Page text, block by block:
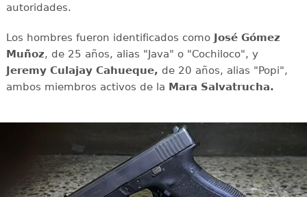
autoridades.
Los hombres fueron identificados como José Gómez
Muñoz, de 25 años, alias "Java" o "Cochiloco", y
Jeremy Culajay Cahueque, de 20 años, alias "Popi",
ambos miembros activos de la Mara Salvatrucha.